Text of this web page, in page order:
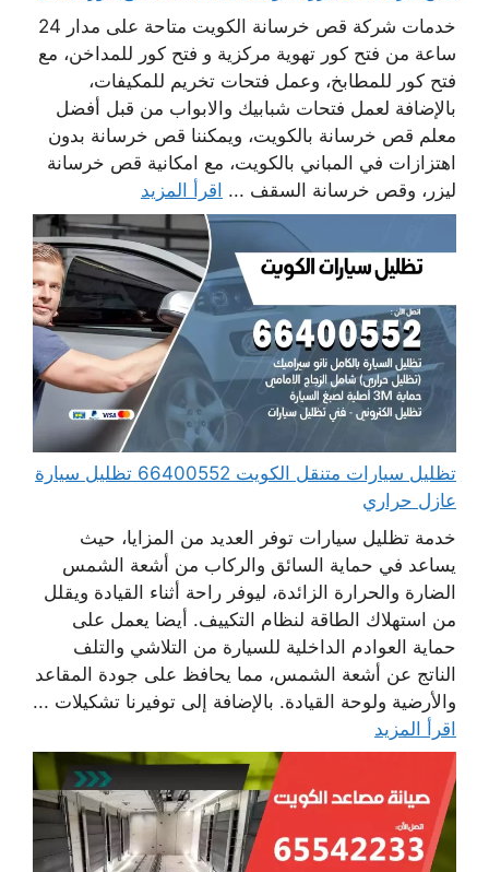
خدمات شركة قص خرسانة الكويت متاحة على مدار 24
ساعة من فتح كور تهوية مركزية و فتح كور للمداخن، مع
فتح كور للمطابخ، وعمل فتحات تخريم للمكيفات،
بالإضافة لعمل فتحات شبابيك والابواب من قبل أفضل
معلم قص خرسانة بالكويت، ويمكننا قص خرسانة بدون
اهتزازات في المباني بالكويت، مع امكانية قص خرسانة
ليزر، وقص خرسانة السقف ... اقرأ المزيد
تظليل سيارات متنقل الكويت 66400552 تظليل سيارة
عازل حراري
خدمة تظليل سيارات توفر العديد من المزايا، حيث
يساعد في حماية السائق والركاب من أشعة الشمس
الضارة والحرارة الزائدة، ليوفر راحة أثناء القيادة ويقلل
من استهلاك الطاقة لنظام التكييف. أيضا يعمل على
حماية العوادم الداخلية للسيارة من التلاشي والتلف
الناتج عن أشعة الشمس، مما يحافظ على جودة المقاعد
والأرضية ولوحة القيادة. بالإضافة إلى توفيرنا تشكيلات ...
اقرأ المزيد